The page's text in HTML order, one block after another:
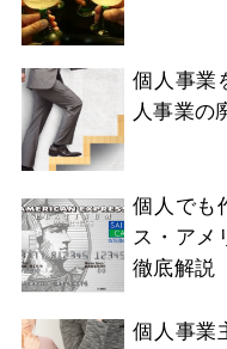
個人事業
人事業の
個人でも
ス・アメ
徹底解説
個人事業